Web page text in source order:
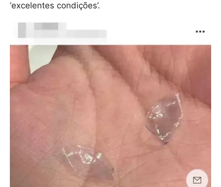
‘excelentes condições’.